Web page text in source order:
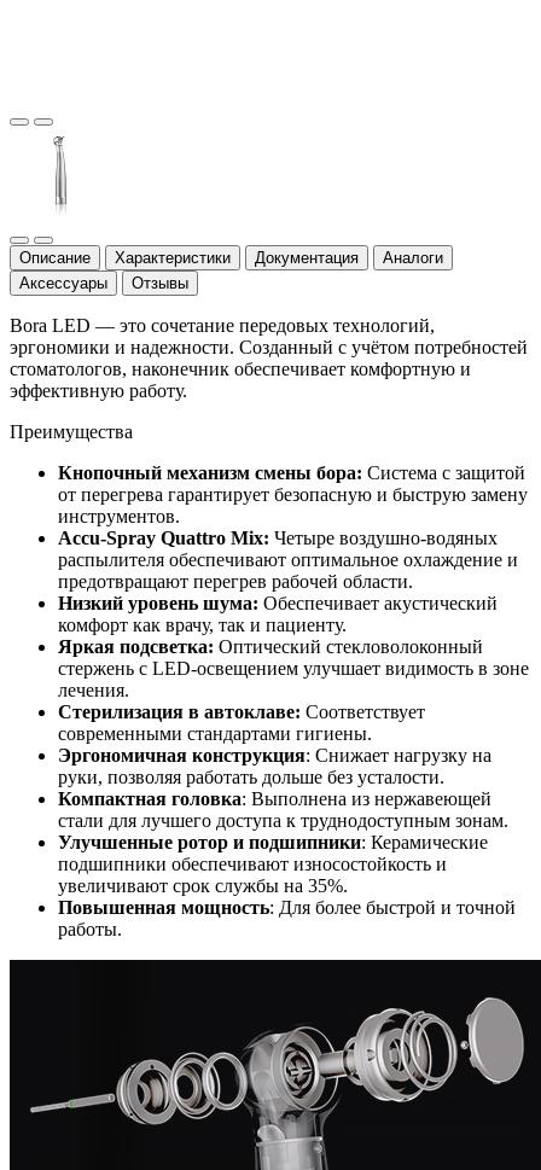
Описание Характеристики Документация
Аналоги
Аксессуары
Отзывы
Bora LED — это сочетание передовых технологий,
эргономики и надежности. Созданный с учётом потребностей
стоматологов, наконечник обеспечивает комфортную и
эффективную работу.
Преимущества
Кнопочный механизм смены бора: Система с защитой
от перегрева гарантирует безопасную и быструю замену
инструментов.
Accu-Spray Quattro Mix: Четыре воздушно-водяных
распылителя обеспечивают оптимальное охлаждение и
предотвращают перегрев рабочей области.
Низкий уровень шума: Обеспечивает акустический
комфорт как врачу, так и пациенту.
Яркая подсветка: Оптический стекловолоконный
стержень с LED-освещением улучшает видимость в зоне
лечения.
Стерилизация в автоклаве: Соответствует
современными стандартами гигиены.
Эргономичная конструкция: Снижает нагрузку на
руки, позволяя работать дольше без усталости.
Компактная головка: Выполнена из нержавеющей
стали для лучшего доступа к труднодоступным зонам.
Улучшенные ротор и подшипники: Керамические
подшипники обеспечивают износостойкость и
увеличивают срок службы на 35%.
Повышенная мощность: Для более быстрой и точной
работы.